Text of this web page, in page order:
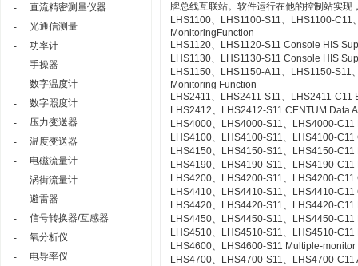
-
直流精密测量仪器
-
光通信测量
-
功率计
-
手操器
-
数字温度计
-
数字照度计
-
压力变送器
-
温度变送器
-
电磁流量计
-
涡街流量计
-
避雷器
-
信号转换器/互感器
-
氧分析仪
-
电导率仪
牌总线互联站。软件运行在他的控制站实
LHS1100、LHS1100-S11、LHS1100-
MonitoringFunction
LHS1120、LHS1120-S11 Console HIS
LHS1130、LHS1130-S11 Console HIS
LHS1150、LHS1150-A11、LHS1150-
Monitoring Function
LHS2411、LHS2411-S11、LHS2411-
LHS2412、LHS2412-S11 CENTUM Data
LHS4000、LHS4000-S11、LHS4000-
LHS4100、LHS4100-S11、LHS4100-
LHS4150、LHS4150-S11、LHS4150-
LHS4190、LHS4190-S11、LHS4190-
LHS4200、LHS4200-S11、LHS4200-
LHS4410、LHS4410-S11、LHS4410-
LHS4420、LHS4420-S11、LHS4420-
LHS4450、LHS4450-S11、LHS4450-
LHS4510、LHS4510-S11、LHS4510-
LHS4600、LHS4600-S11 Multiple-
LHS4700、LHS4700-S11、LHS4700-